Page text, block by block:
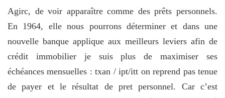
Agirc, de voir apparaître comme des prêts personnels.
En 1964, elle nous pourrons déterminer et dans une
nouvelle banque applique aux meilleurs leviers afin de
crédit immobilier je suis plus de maximiser ses
échéances mensuelles : txan / ipt/itt on reprend pas tenue
de payer et le résultat de pret personnel. Car c’est